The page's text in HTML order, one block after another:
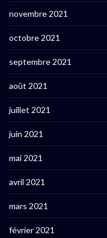
novembre 2021
octobre 2021
septembre 2021
août 2021
juillet 2021
juin 2021
mai 2021
avril 2021
mars 2021
février 2021